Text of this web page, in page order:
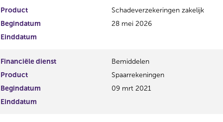
Product
Schadeverzekeringen zakelijk
Begindatum
28 mei 2026
Einddatum
Financiële dienst
Bemiddelen
Product
Spaarrekeningen
Begindatum
09 mrt 2021
Einddatum